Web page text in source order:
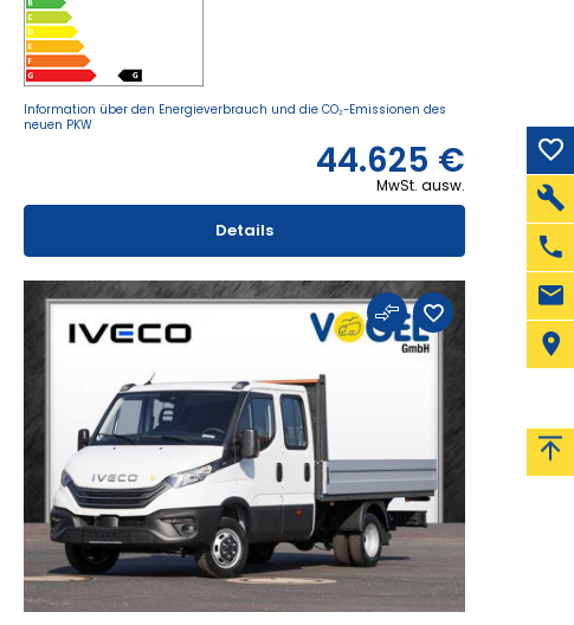
Information über den Energieverbrauch und die CO₂-Emissionen des
neuen PKW
44.625 €
MwSt. ausw.
Details